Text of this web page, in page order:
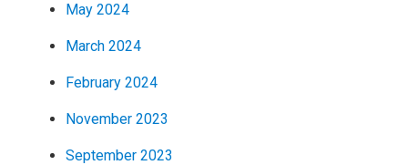
May 2024
March 2024
February 2024
November 2023
September 2023